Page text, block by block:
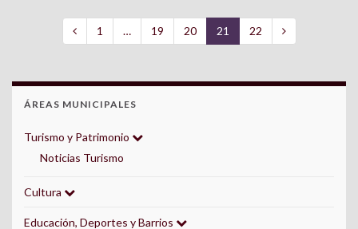
1 … 19 20 21 22
ÁREAS MUNICIPALES
Turismo y Patrimonio
Noticias Turismo
Cultura
Educación, Deportes y Barrios